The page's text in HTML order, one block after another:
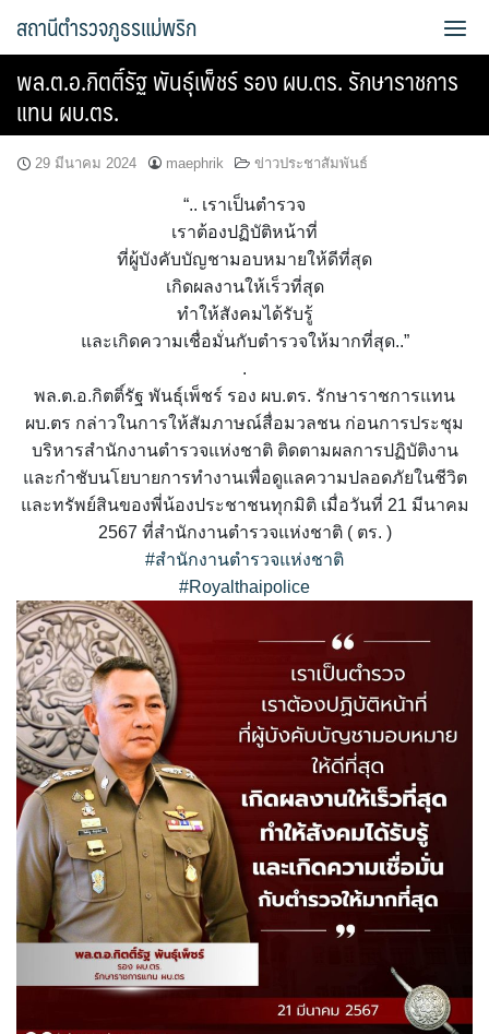
สถานีตำรวจภูธรแม่พริก
พล.ต.อ.กิตติ์รัฐ พันธุ์เพ็ชร์ รอง ผบ.ตร. รักษาราชการ
แทน ผบ.ตร.
29 มีนาคม 2024 maephrik ข่าวประชาสัมพันธ์
“.. เราเป็นตำรวจ
เราต้องปฏิบัติหน้าที่
ที่ผู้บังคับบัญชามอบหมายให้ดีที่สุด
เกิดผลงานให้เร็วที่สุด
ทำให้สังคมได้รับรู้
และเกิดความเชื่อมั่นกับตำรวจให้มากที่สุด..”
.
พล.ต.อ.กิตติ์รัฐ พันธุ์เพ็ชร์ รอง ผบ.ตร. รักษาราชการแทน
ผบ.ตร กล่าวในการให้สัมภาษณ์สื่อมวลชน ก่อนการประชุม
บริหารสำนักงานตำรวจแห่งชาติ ติดตามผลการปฏิบัติงาน
และกำชับนโยบายการทำงานเพื่อดูแลความปลอดภัยในชีวิต
และทรัพย์สินของพี่น้องประชาชนทุกมิติ เมื่อวันที่ 21 มีนาคม
2567 ที่สำนักงานตำรวจแห่งชาติ ( ตร. )
#สำนักงานตำรวจแห่งชาติ
#Royalthaipolice